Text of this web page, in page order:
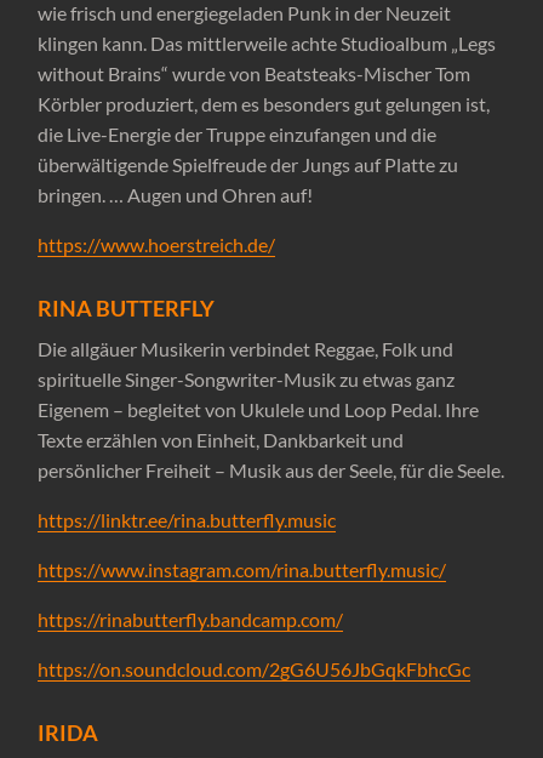
wie frisch und energiegeladen Punk in der Neuzeit
klingen kann. Das mittlerweile achte Studioalbum „Legs
without Brains“ wurde von Beatsteaks-Mischer Tom
Körbler produziert, dem es besonders gut gelungen ist,
die Live-Energie der Truppe einzufangen und die
überwältigende Spielfreude der Jungs auf Platte zu
bringen. … Augen und Ohren auf!
https://www.hoerstreich.de/
RINA BUTTERFLY
Die allgäuer Musikerin verbindet Reggae, Folk und
spirituelle Singer-Songwriter-Musik zu etwas ganz
Eigenem – begleitet von Ukulele und Loop Pedal. Ihre
Texte erzählen von Einheit, Dankbarkeit und
persönlicher Freiheit – Musik aus der Seele, für die Seele.
https://linktr.ee/rina.butterfly.music
https://www.instagram.com/rina.butterfly.music/
https://rinabutterfly.bandcamp.com/
https://on.soundcloud.com/2gG6U56JbGqkFbhcGc
IRIDA